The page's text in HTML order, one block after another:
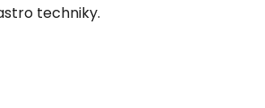
techniky.